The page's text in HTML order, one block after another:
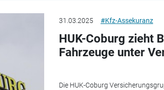
31.03.2025 #Kfz-Assekuranz
HUK-Coburg zieht
Fahrzeuge unter
Die HUK-Coburg